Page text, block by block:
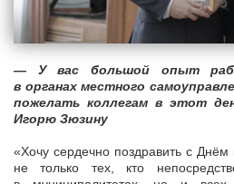
— У вас большой опыт
в органах местного
пожелать коллегам в этот
Игорю Зюзину
«Хочу сердечно поздравить с Днём
не только тех, кто